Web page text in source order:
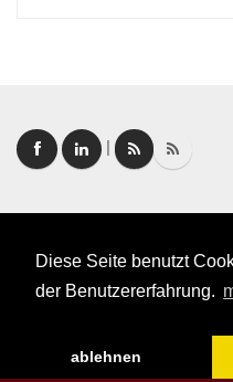
Diese Seite benutzt
der Benutzererfahrung.
ablehnen
|
Copyright © 2026. All
policy